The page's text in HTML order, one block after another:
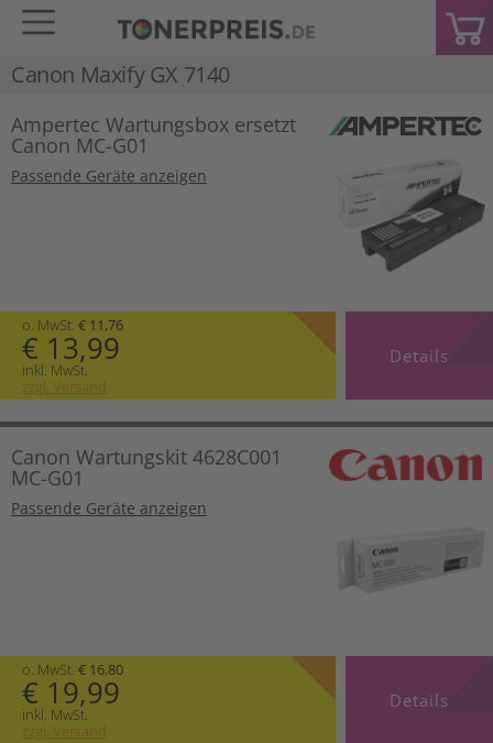
Canon Maxify GX 7140
Ampertec Wartungsbox ersetzt
Canon MC-G01
Passende Geräte anzeigen
o. MwSt. € 11,76
€ 13,99
inkl. MwSt.
zzgl. Versand
Details
Canon Wartungskit 4628C001
MC-G01
Passende Geräte anzeigen
o. MwSt. € 16,80
€ 19,99
inkl. MwSt.
zzgl. Versand
Details